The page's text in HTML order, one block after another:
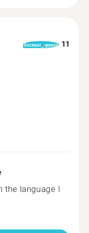
format_quote 11
the language I